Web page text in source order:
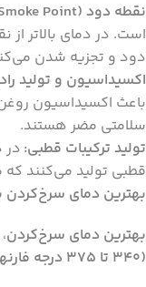
نقطه دود (Smoke Point):
است. در دمای بالاتر
دود و تجزیه شدن
اکسیداسیون و تولید
باعث اکسیداسیون
سلامتی مضر هستند.
تولید ترکیبات قطبی: در
قطبی تولید می‌کنند که
بهترین دمای
بهترین دمای سرخ‌کردن
(340 تا 375 درجه فارنهایت)